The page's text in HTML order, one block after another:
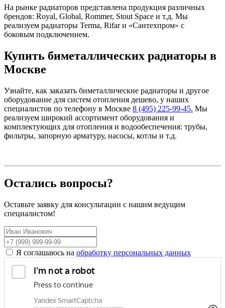
На рынке радиаторов представлена продукция различных
брендов: Royal, Global, Rommer, Stout Space и т.д. Мы
реализуем радиаторы Terma, Rifar и «Сантехпром» с
боковым подключением.
Купить биметаллических радиаторы в
Москве
Узнайте, как заказать биметаллические радиаторы и другое
оборудование для систем отопления дешево, у наших
специалистов по телефону в Москве 8 (495) 225-99-45. Мы
реализуем широкий ассортимент оборудования и
комплектующих для отопления и водообеспечения: трубы,
фильтры, запорную арматуру, насосы, котлы и т.д.
Остались вопросы?
Оставьте заявку для консультации с нашим ведущим
специалистом!
Я соглашаюсь на обработку персональных данных